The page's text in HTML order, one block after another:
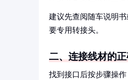
建议先查阅随车说明
要专用转接头。
二、连接线材的
找到接口后按步骤操作